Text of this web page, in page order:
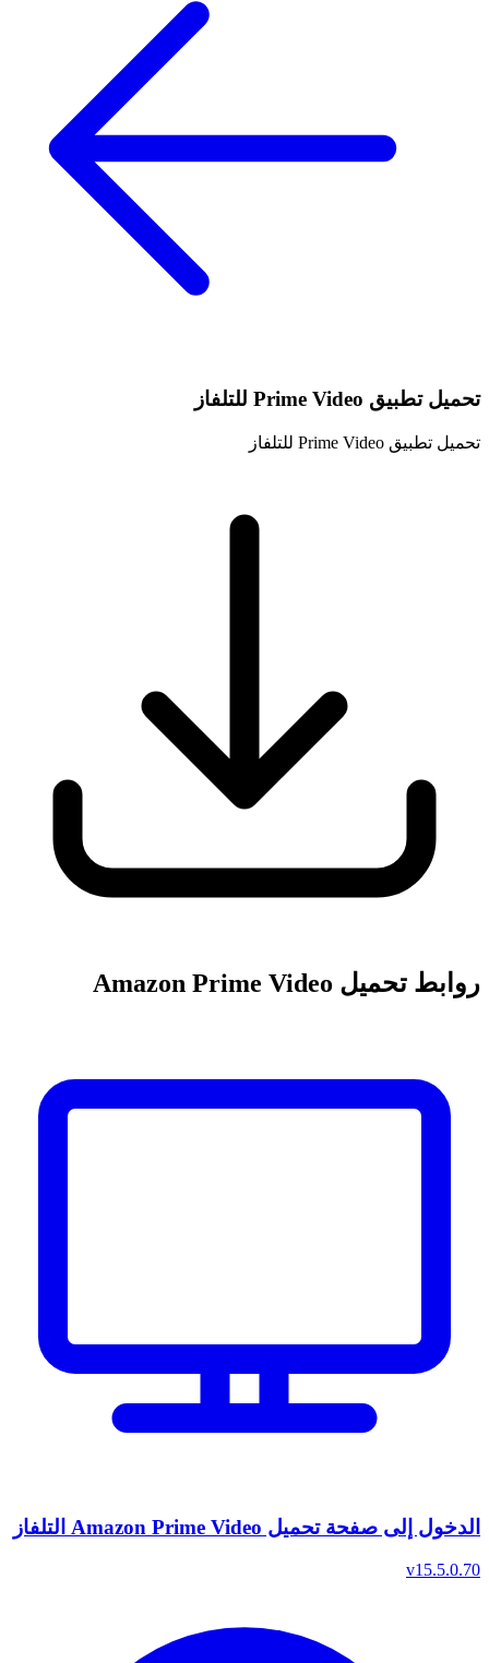
تحميل تطبيق Prime Video للتلفاز
تحميل تطبيق Prime Video للتلفاز
روابط تحميل Amazon Prime Video
الدخول إلى صفحة تحميل Amazon Prime Video التلفاز
v15.5.0.70